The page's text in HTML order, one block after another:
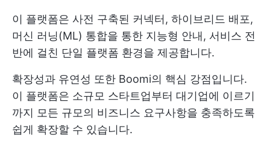
이 플랫폼은 사전 구축된 커넥터, 하이브리드 배포,
머신 러닝(ML) 통합을 통한 지능형 안내, 서비스 전
반에 걸친 단일 플랫폼 환경을 제공합니다.
확장성과 유연성 또한 Boomi의 핵심 강점입니다.
이 플랫폼은 소규모 스타트업부터 대기업에 이르기
까지 모든 규모의 비즈니스 요구사항을 충족하도록
쉽게 확장할 수 있습니다.